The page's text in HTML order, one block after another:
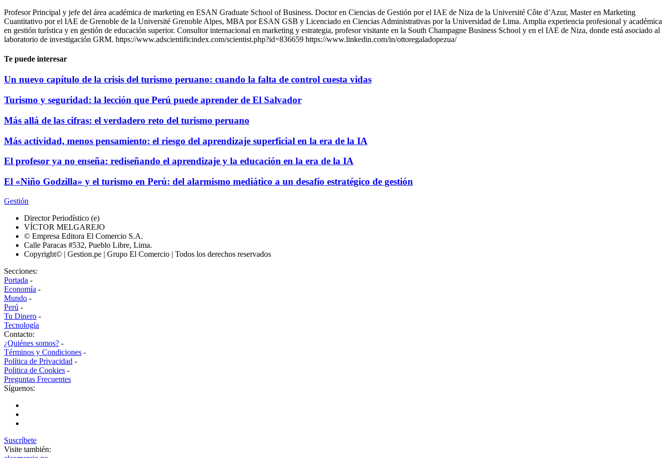
Profesor Principal y jefe del área académica de marketing en ESAN Graduate School of Business. Doctor en Ciencias de Gestión por el IAE de Niza de la Université Côte d’Azur, Master en Marketing
Cuantitativo por el IAE de Grenoble de la Université Grenoble Alpes, MBA por ESAN GSB y Licenciado en Ciencias Administrativas por la Universidad de Lima. Amplia experiencia profesional y académica
en gestión turística y en gestión de educación superior. Consultor internacional en marketing y estrategia, profesor visitante en la South Champagne Business School y en el IAE de Niza, donde está asociado al
laboratorio de investigación GRM. https://www.adscientificindex.com/scientist.php?id=836659 https://www.linkedin.com/in/ottoregaladopezua/
Te puede interesar
Un nuevo capítulo de la crisis del turismo peruano: cuando la falta de control cuesta vidas
Turismo y seguridad: la lección que Perú puede aprender de El Salvador
Más allá de las cifras: el verdadero reto del turismo peruano
Más actividad, menos pensamiento: el riesgo del aprendizaje superficial en la era de la IA
El profesor ya no enseña: rediseñando el aprendizaje y la educación en la era de la IA
El «Niño Godzilla» y el turismo en Perú: del alarmismo mediático a un desafío estratégico de gestión
Gestión
Director Periodístico (e)
VÍCTOR MELGAREJO
© Empresa Editora El Comercio S.A.
Calle Paracas #532, Pueblo Libre, Lima.
Copyright© | Gestion.pe | Grupo El Comercio | Todos los derechos reservados
Secciones:
Portada -
Economía -
Mundo -
Perú -
Tu Dinero -
Tecnología
Contacto:
¿Quiénes somos? -
Términos y Condiciones -
Política de Privacidad -
Politica de Cookies -
Preguntas Frecuentes
Síguenos:
Suscríbete
Visite también: